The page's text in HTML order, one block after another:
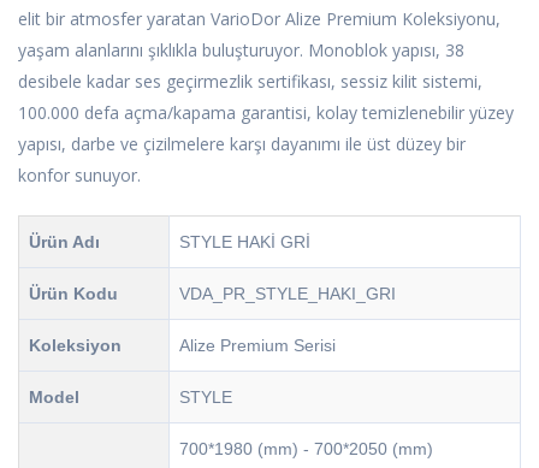
elit bir atmosfer yaratan VarioDor Alize Premium Koleksiyonu,
yaşam alanlarını şıklıkla buluşturuyor. Monoblok yapısı, 38
desibele kadar ses geçirmezlik sertifikası, sessiz kilit sistemi,
100.000 defa açma/kapama garantisi, kolay temizlenebilir yüzey
yapısı, darbe ve çizilmelere karşı dayanımı ile üst düzey bir
konfor sunuyor.
Ürün Adı STYLE HAKİ GRİ
Ürün Kodu VDA_PR_STYLE_HAKI_GRI
Koleksiyon Alize Premium Serisi
Model STYLE
700*1980 (mm) - 700*2050 (mm)